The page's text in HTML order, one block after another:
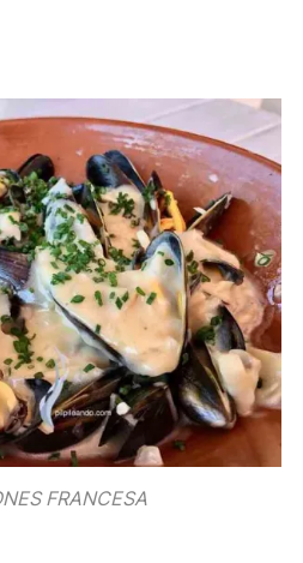
FRANCESA